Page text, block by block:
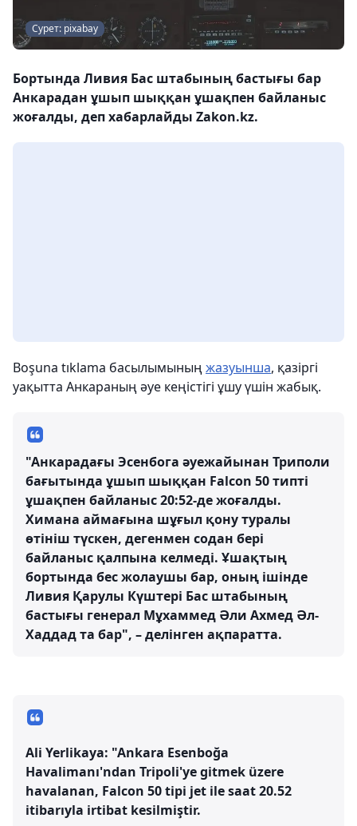
Сурет: pixabay
Бортында Ливия Бас штабының бастығы бар
Анкарадан ұшып шыққан ұшақпен байланыс
жоғалды, деп хабарлайды Zakon.kz.
Boşuna tıklama басылымының жазуынша, қазіргі
уақытта Анкараның әуе кеңістігі ұшу үшін жабық.
"Анкарадағы Эсенбога әуежайынан Триполи
бағытында ұшып шыққан Falcon 50 типті
ұшақпен байланыс 20:52-де жоғалды.
Химана аймағына шұғыл қону туралы
өтініш түскен, дегенмен содан бері
байланыс қалпына келмеді. Ұшақтың
бортында бес жолаушы бар, оның ішінде
Ливия Қарулы Күштері Бас штабының
бастығы генерал Мұхаммед Әли Ахмед Әл-
Хаддад та бар", – делінген ақпаратта.
Ali Yerlikaya: "Ankara Esenboğa
Havalimanı'ndan Tripoli'ye gitmek üzere
havalanan, Falcon 50 tipi jet ile saat 20.52
itibarıyla irtibat kesilmiştir.